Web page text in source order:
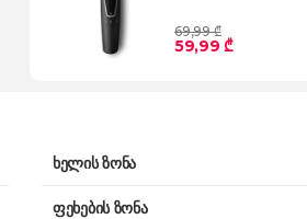
69,99 ₾
59,99 ₾
ხელის ზონა
ფეხების ზონა